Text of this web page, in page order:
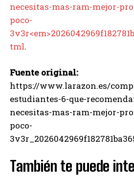
necesitas-mas-ram-mejor-
poco-
tml.
Fuente original:
https://www.larazon.es/
estudiantes-6-que-
necesitas-mas-ram-mejor-
poco-
También te puede